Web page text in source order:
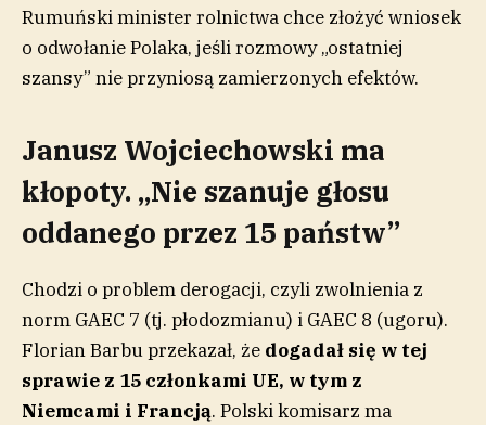
Rumuński minister rolnictwa chce złożyć wniosek
o odwołanie Polaka, jeśli rozmowy „ostatniej
szansy” nie przyniosą zamierzonych efektów.
Janusz Wojciechowski ma
kłopoty. „Nie szanuje głosu
oddanego przez 15 państw”
Chodzi o problem derogacji, czyli zwolnienia z
norm GAEC 7 (tj. płodozmianu) i GAEC 8 (ugoru).
Florian Barbu przekazał, że dogadał się w tej
sprawie z 15 członkami UE, w tym z
Niemcami i Francją. Polski komisarz ma